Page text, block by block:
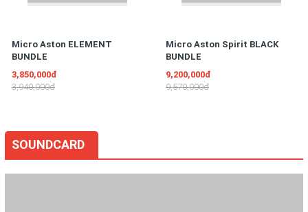
Micro Aston ELEMENT
BUNDLE
3,850,000đ
3,940,000đ
Micro Aston Spirit BLACK
BUNDLE
9,200,000đ
9,570,000đ
SOUNDCARD